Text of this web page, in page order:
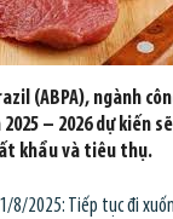
(ABPA), ngành
– 2026 dự kiến
khẩu và tiêu thụ.
8/2025: Tiếp tục đi